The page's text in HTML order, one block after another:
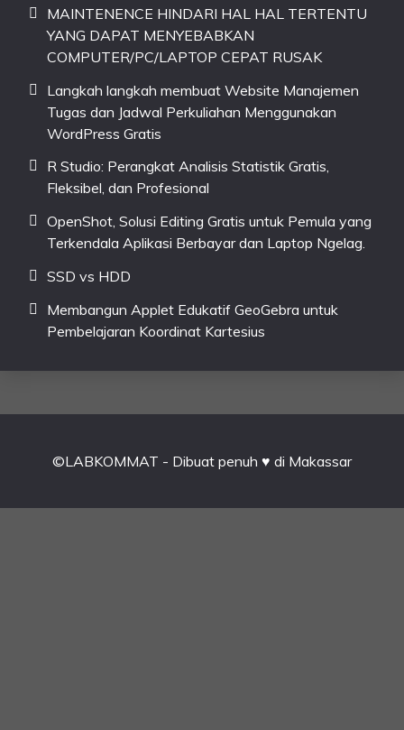
MAINTENENCE HINDARI HAL HAL TERTENTU
YANG DAPAT MENYEBABKAN
COMPUTER/PC/LAPTOP CEPAT RUSAK
Langkah langkah membuat Website Manajemen
Tugas dan Jadwal Perkuliahan Menggunakan
WordPress Gratis
R Studio: Perangkat Analisis Statistik Gratis,
Fleksibel, dan Profesional
OpenShot, Solusi Editing Gratis untuk Pemula yang
Terkendala Aplikasi Berbayar dan Laptop Ngelag.
SSD vs HDD
Membangun Applet Edukatif GeoGebra untuk
Pembelajaran Koordinat Kartesius
©LABKOMMAT - Dibuat penuh ♥ di Makassar